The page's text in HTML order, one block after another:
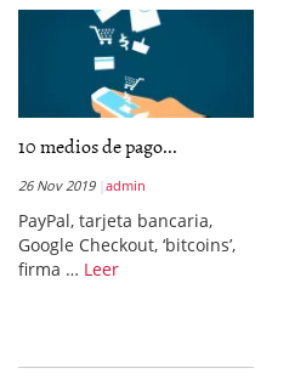
10 medios de pago...
26 Nov 2019 admin
PayPal, tarjeta bancaria,
Google Checkout, ‘bitcoins’,
firma … Leer